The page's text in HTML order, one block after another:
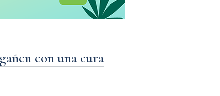
con una cura